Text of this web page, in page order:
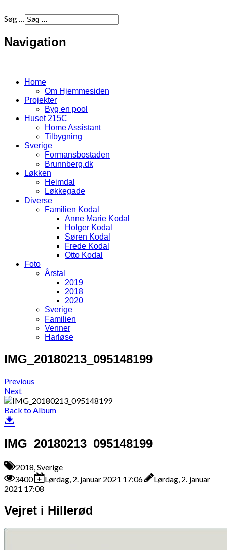
Søg …
Navigation
Home
Om Hjemmesiden
Projekter
Byg en pool
Huset 215C
Home Assistant
Tilbygning
Sverige
Formansbostaden
Brunnberg.dk
Løkken
Heimdal
Løkkegade
Diverse
Familien Kodal
Anne Marie Kodal
Holger Kodal
Søren Kodal
Frede Kodal
Otto Kodal
Foto
Årstal
2019
2018
2020
Sverige
Familien
Venner
Harløse
IMG_20180213_095148199
Previous
Next
Back to Album
IMG_20180213_095148199
2018, Sverige
3400
Lørdag, 2. januar 2021 17:06
Lørdag, 2. januar
2021 17:08
Vejret i Hillerød